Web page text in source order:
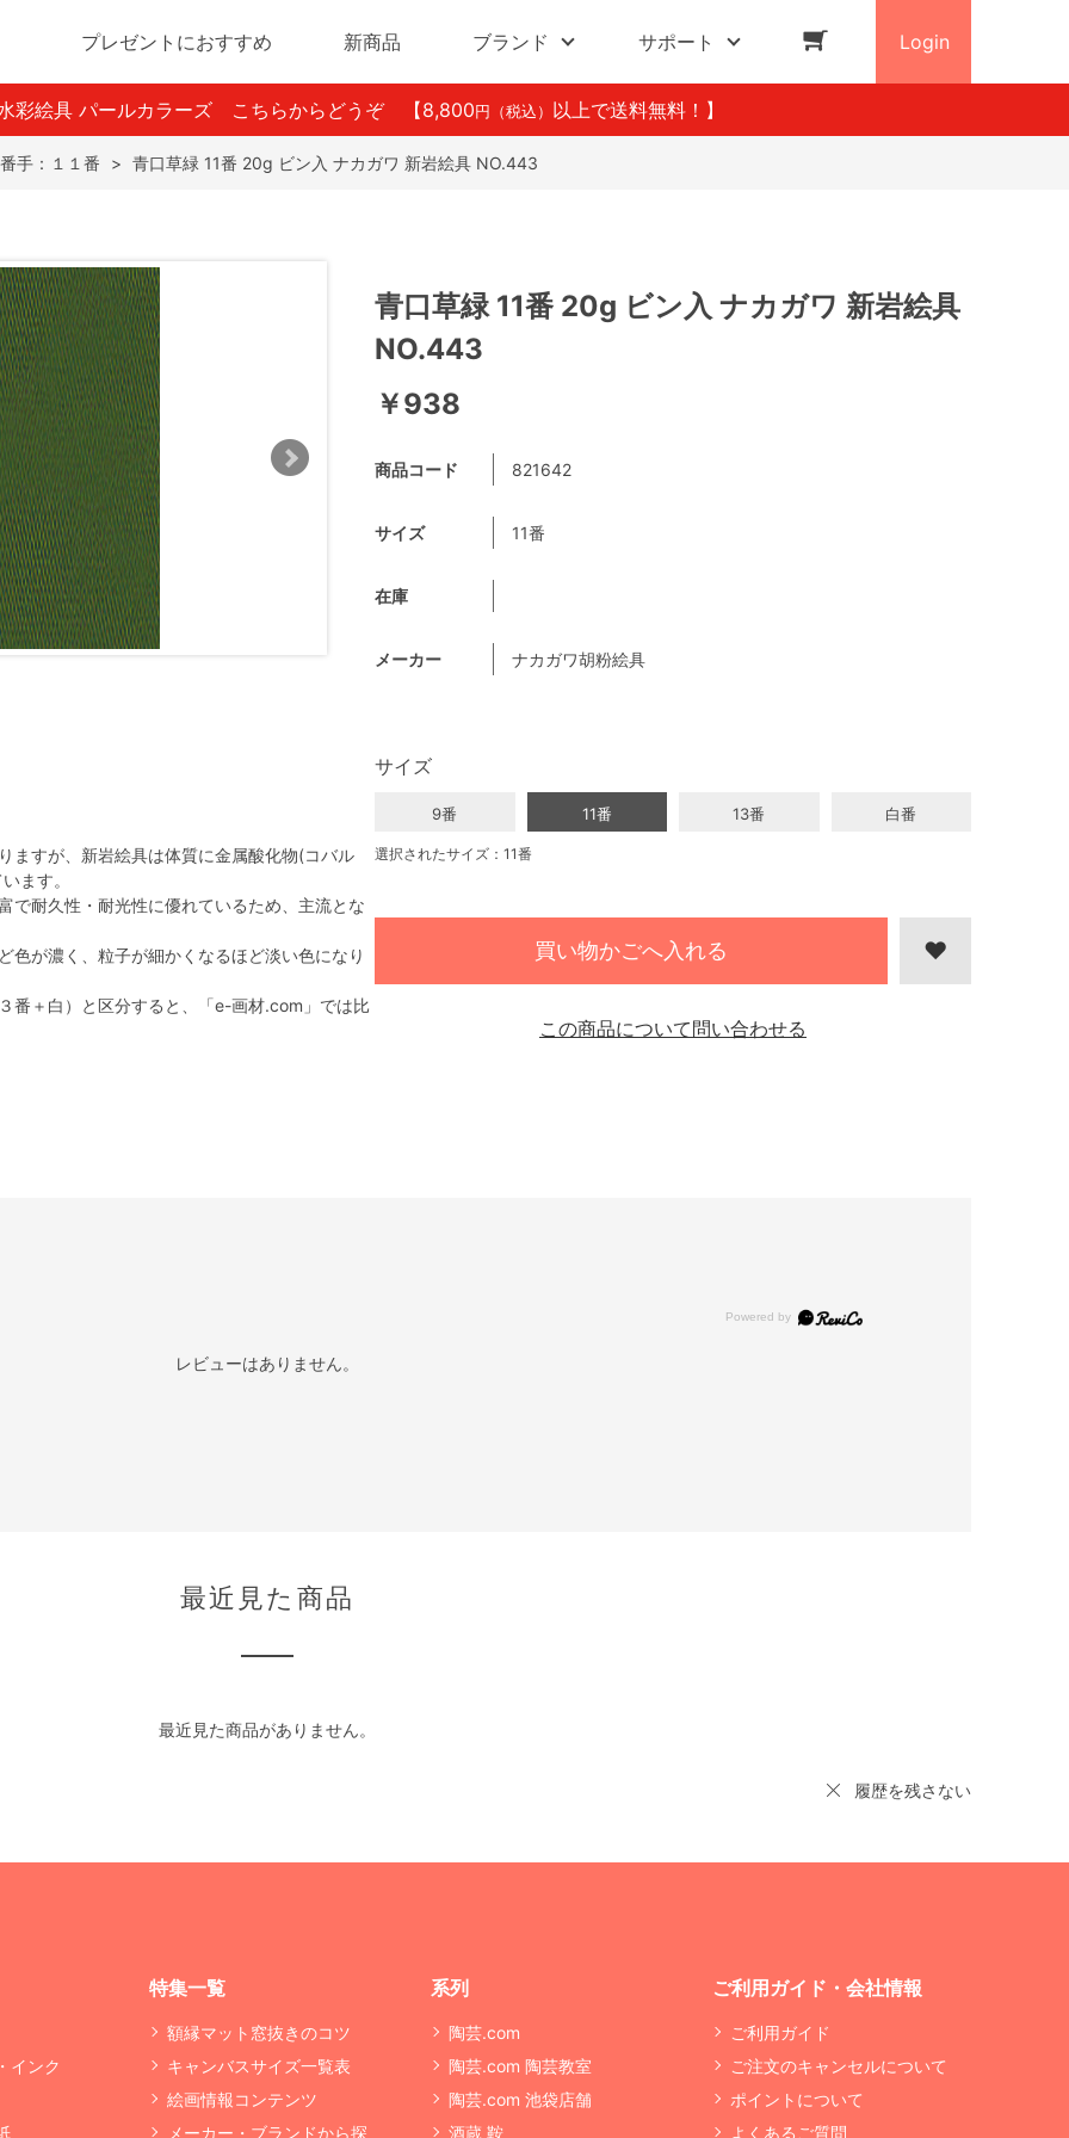
プレゼントにおすすめ 新商品 ブランド サポート Login
彩絵具 パールカラーズ こちらからどうぞ 【8,800 円（税込） 以上で送料無料！】
番手：１１番 > 青口草緑 11番 20g ビン入 ナカガワ 新岩絵具 NO.443
ますが、新岩絵具は体質に金属酸化物(コバル
ます。
で耐久性・耐光性に優れているため、主流とな
色が濃く、粒子が細かくなるほど淡い色になり
番＋白）と区分すると、「e-画材.com」では比
青口草緑 11番 20g ビン入 ナカガワ 新岩絵具
NO.443
￥938
商品コード 821642
サイズ 11番
在庫
メーカー ナカガワ胡粉絵具
サイズ
9番 11番 13番 白番
選択されたサイズ：11番
買い物かごへ入れる
この商品について問い合わせる
レビューはありません。
最近見た商品
最近見た商品がありません。
履歴を残さない
インク
特集一覧
額縁マット窓抜きのコツ
キャンバスサイズ一覧表
絵画情報コンテンツ
メーカー・ブランドから探
系列
陶芸.com
陶芸.com 陶芸教室
陶芸.com 池袋店舗
酒蔵 鞍
ご利用ガイド・会社情報
ご利用ガイド
ご注文のキャンセルについて
ポイントについて
よくあるご質問